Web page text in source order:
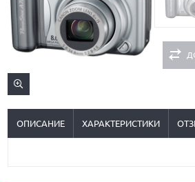
ОПИСАНИЕ ХАРАКТЕРИСТИКИ